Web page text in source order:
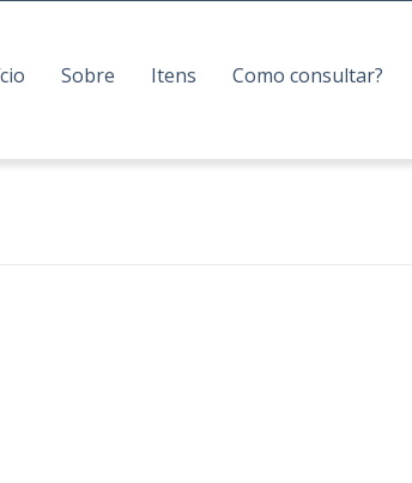
Sobre Itens Como consultar?